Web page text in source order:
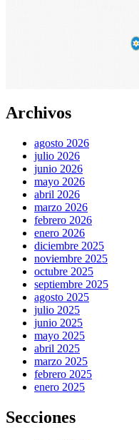
Archivos
agosto 2026
julio 2026
junio 2026
mayo 2026
abril 2026
marzo 2026
febrero 2026
enero 2026
diciembre 2025
noviembre 2025
octubre 2025
septiembre 2025
agosto 2025
julio 2025
junio 2025
mayo 2025
abril 2025
marzo 2025
febrero 2025
enero 2025
Secciones